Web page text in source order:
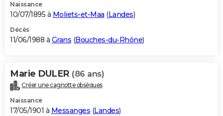
Naissance
10/07/1895 à Moliets-et-Maa (Landes)
Décès
11/06/1988 à Grans (Bouches-du-Rhône)
Marie DULER (86 ans)
Créer une cagnotte obsèques
Naissance
17/05/1901 à Messanges (Landes)